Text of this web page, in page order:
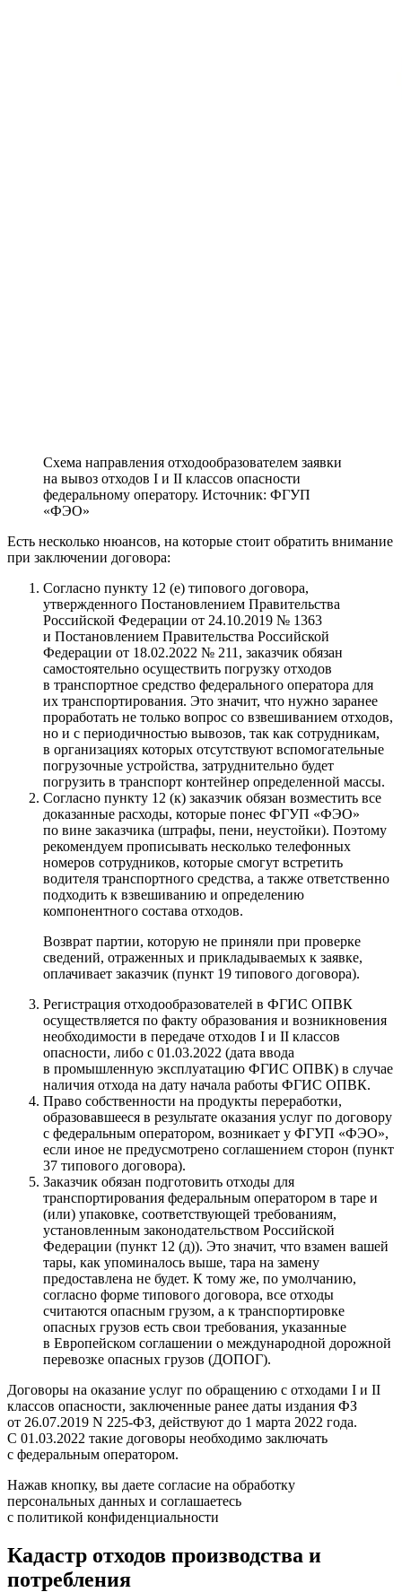
Схема направления отходообразователем заявки
на вывоз отходов I и II классов опасности
федеральному оператору. Источник: ФГУП
«ФЭО»
Есть несколько нюансов, на которые стоит обратить внимание
при заключении договора:
Согласно пункту 12 (е) типового договора,
утвержденного Постановлением Правительства
Российской Федерации от 24.10.2019 № 1363
и Постановлением Правительства Российской
Федерации от 18.02.2022 № 211 , заказчик обязан
самостоятельно осуществить погрузку отходов
в транспортное средство федерального оператора для
их транспортирования. Это значит, что нужно заранее
проработать не только вопрос со взвешиванием отходов,
но и с периодичностью вывозов, так как сотрудникам,
в организациях которых отсутствуют вспомогательные
погрузочные устройства, затруднительно будет
погрузить в транспорт контейнер определенной массы.
Согласно пункту 12 (к) заказчик обязан возместить все
доказанные расходы, которые понес ФГУП «ФЭО»
по вине заказчика (штрафы, пени, неустойки). Поэтому
рекомендуем прописывать несколько телефонных
номеров сотрудников, которые смогут встретить
водителя транспортного средства, а также ответственно
подходить к взвешиванию и определению
компонентного состава отходов.
Возврат партии, которую не приняли при проверке
сведений, отраженных и прикладываемых к заявке,
оплачивает заказчик (пункт 19 типового договора).
Регистрация отходообразователей в ФГИС ОПВК
осуществляется по факту образования и возникновения
необходимости в передаче отходов I и II классов
опасности, либо с 01.03.2022 (дата ввода
в промышленную эксплуатацию ФГИС ОПВК) в случае
наличия отхода на дату начала работы ФГИС ОПВК.
Право собственности на продукты переработки,
образовавшееся в результате оказания услуг по договору
с федеральным оператором, возникает у ФГУП «ФЭО»,
если иное не предусмотрено соглашением сторон (пункт
37 типового договора).
Заказчик обязан подготовить отходы для
транспортирования федеральным оператором в таре и
(или) упаковке, соответствующей требованиям,
установленным законодательством Российской
Федерации (пункт 12 (д)). Это значит, что взамен вашей
тары, как упоминалось выше, тара на замену
предоставлена не будет. К тому же, по умолчанию,
согласно форме типового договора, все отходы
считаются опасным грузом, а к транспортировке
опасных грузов есть свои требования, указанные
в Европейском соглашении о международной дорожной
перевозке опасных грузов (ДОПОГ).
Договоры на оказание услуг по обращению с отходами I и II
классов опасности, заключенные ранее даты издания ФЗ
от 26.07.2019 N 225-ФЗ, действуют до 1 марта 2022 года.
С 01.03.2022 такие договоры необходимо заключать
с федеральным оператором.
Нажав кнопку, вы даете согласие на обработку
персональных данных и соглашаетесь
с политикой конфиденциальности
Кадастр отходов производства и
потребления